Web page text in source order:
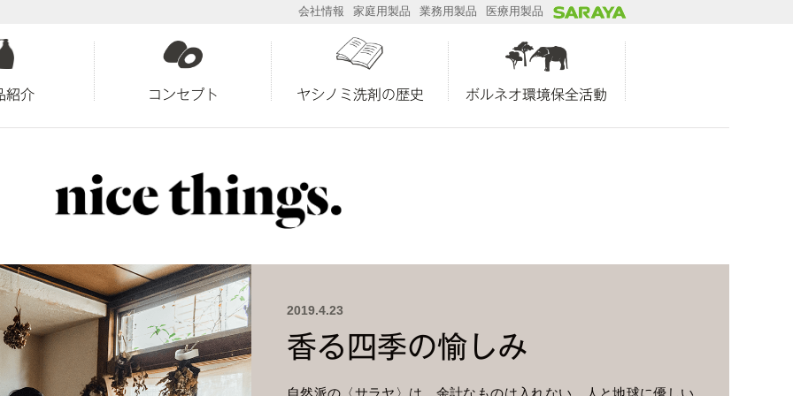
医療用製品
業務用製品
家庭用製品
会社情報
紹介 コンセプト ヤシノミ洗剤の歴史 ボルネオ環境保全活動
2019.4.23
香る四季の愉しみ